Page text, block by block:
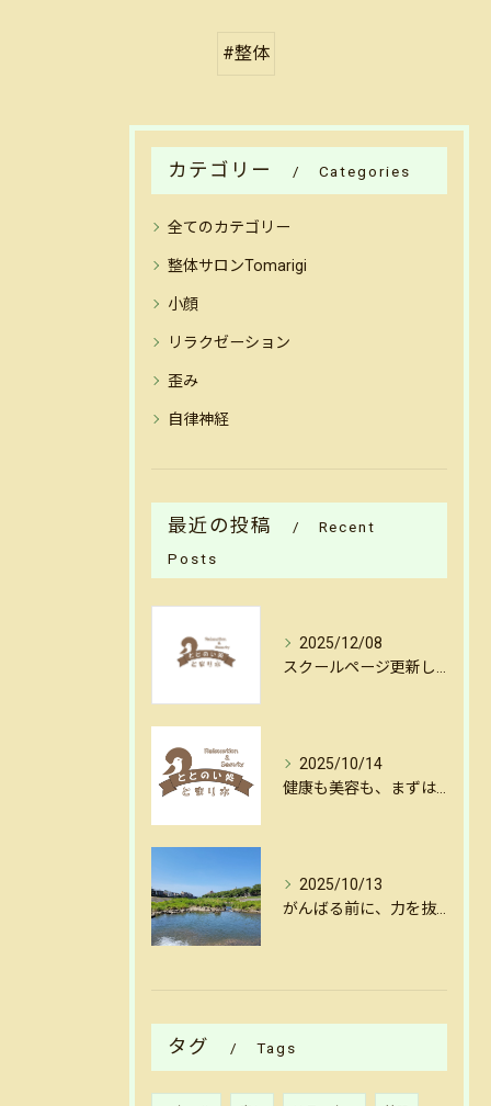
#整体
カテゴリー Categories
全てのカテゴリー
整体サロンTomarigi
小顔
リラクゼーション
歪み
自律神経
最近の投稿
Recent
Posts
2025/12/08
スクールページ更新しました
2025/10/14
健康も美容も、まずはリセットから。金沢・犀川沿いの揺らし整体
2025/10/13
がんばる前に、力を抜く。金沢犀川沿いの揺らし整体で心と体をリセット
タグ Tags